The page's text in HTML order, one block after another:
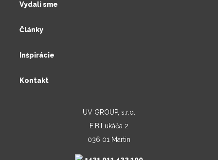
Vydali sme
Články
Inšpirácie
Kontakt
UV GROUP, s.r.o.
E.B.Lukáča 2
036 01 Martin